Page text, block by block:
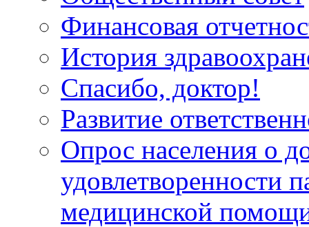
Финансовая
История
Спасибо, доктор!
Развитие
Опрос населения о
удовлетворенности
медицинской